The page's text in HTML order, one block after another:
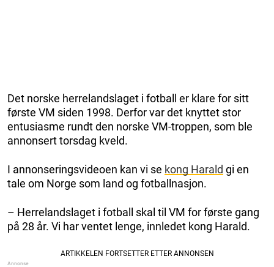
Det norske herrelandslaget i fotball er klare for sitt
første VM siden 1998. Derfor var det knyttet stor
entusiasme rundt den norske VM-troppen, som ble
annonsert torsdag kveld.
I annonseringsvideoen kan vi se kong Harald gi en
tale om Norge som land og fotballnasjon.
– Herrelandslaget i fotball skal til VM for første gang
på 28 år. Vi har ventet lenge, innledet kong Harald.